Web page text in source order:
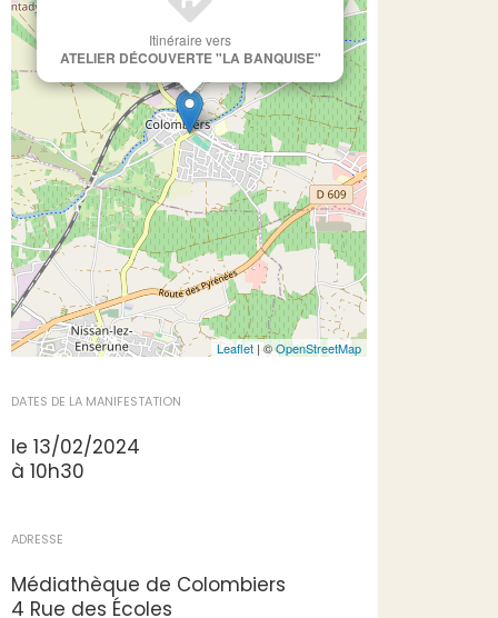
Itinéraire vers
ATELIER DÉCOUVERTE "LA BANQUISE"
Leaflet| ©OpenStreetMap
DATES DE LA MANIFESTATION
le 13/02/2024
à 10h30
ADRESSE
Médiathèque de Colombiers
4 Rue des Écoles